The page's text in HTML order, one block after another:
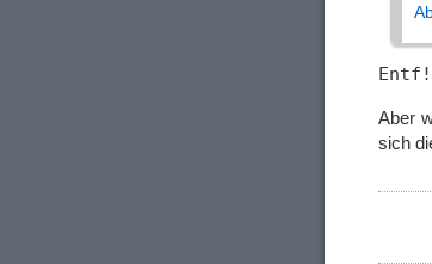
Entf!
Aber
sich